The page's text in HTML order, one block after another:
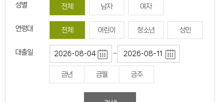
성별 전체 남자 여자
연령대 전체 어린이 청소년 성인
대출일 ~
금년 금월 금주